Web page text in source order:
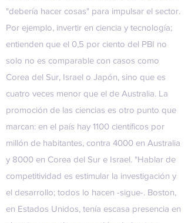
"debería hacer cosas" para impulsar el sector.
Por ejemplo, invertir en ciencia y tecnología;
entienden que el 0,5 por ciento del PBI no
solo no es comparable con casos como
Corea del Sur, Israel o Japón, sino que es
cuatro veces menor que el de Australia. La
promoción de las ciencias es otro punto que
marcan: en el país hay 1100 científicos por
millón de habitantes, contra 4000 en Australia
y 8000 en Corea del Sur e Israel. "Hablar de
competitividad es estimular la investigación y
el desarrollo; todos lo hacen -sigue-. Boston,
en Estados Unidos, tenía escasa presencia en